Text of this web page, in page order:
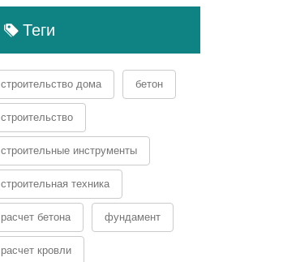
Теги
строительство дома бетон
строительство
строительные инструменты
строительная техника
расчет бетона фундамент
расчет кровли